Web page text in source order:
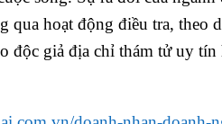
hoạt động điều tra, theo
giả địa chỉ thám tử uy tín